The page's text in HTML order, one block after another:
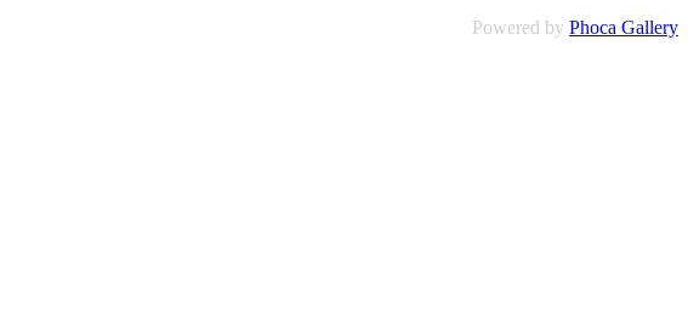
Powered by Phoca Gallery